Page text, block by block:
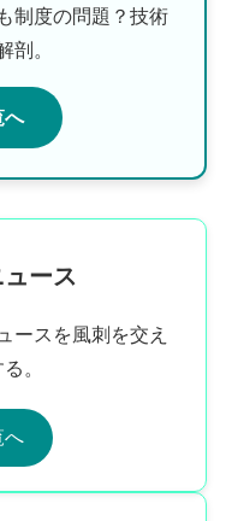
制度の問題？技術
剖。
へ
ース
ースを風刺を交え
。
へ